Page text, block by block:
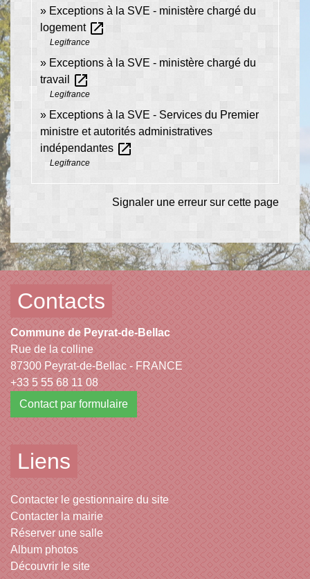
Exceptions à la SVE - ministère chargé du
logement open_in_new
Legifrance
Exceptions à la SVE - ministère chargé du
travail
open_in_new
Legifrance
Exceptions à la SVE - Services du Premier
ministre et autorités administratives
indépendantes open_in_new
Legifrance
Signaler une erreur sur cette page
Contacts
Commune de Peyrat-de-Bellac
Rue de la colline
87300 Peyrat-de-Bellac - FRANCE
+33 5 55 68 11 08
Contact par formulaire
Liens
Contacter le gestionnaire du site
Contacter la mairie
Réserver une salle
Album photos
Découvrir le site